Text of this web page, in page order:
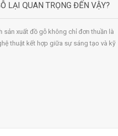
LẠI QUAN TRỌNG ĐẾN VẬY?
sản xuất đồ gỗ không chỉ đơn thuần là
thuật kết hợp giữa sự sáng tạo và kỹ